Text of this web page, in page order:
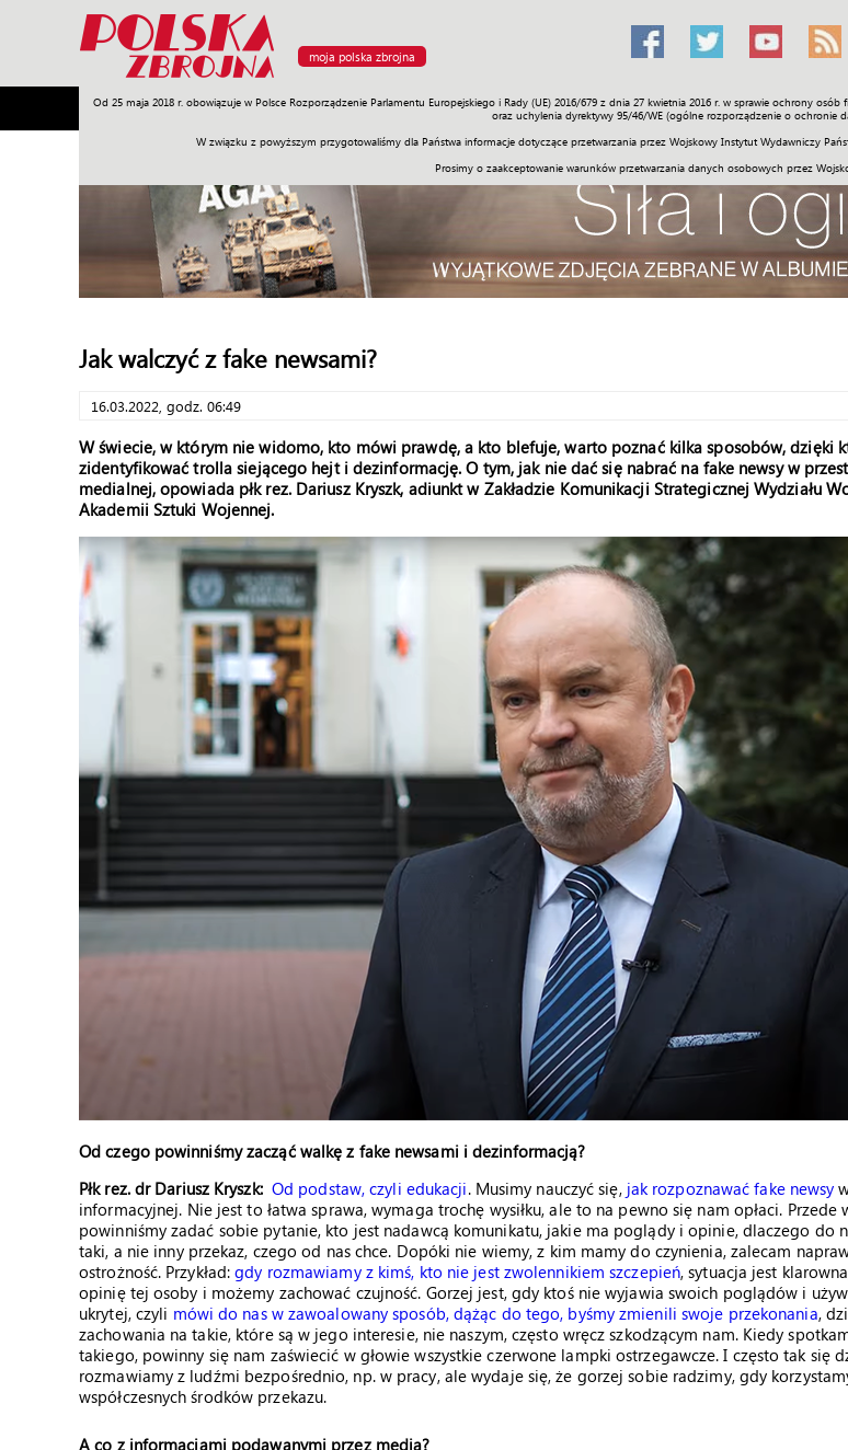
moja polska zbrojna
Od 25 maja 2018 r. obowiązuje w Polsce Rozporządzenie Parlamentu Europejskiego i Rady (UE) 2016/679 z dnia 27 kwietnia 2016 r. w sprawie ochrony
oraz uchylenia dyrektywy 95/46/WE (ogólne rozporządzenie o ochronie
W związku z powyższym przygotowaliśmy dla Państwa informacje dotyczące przetwarzania przez Wojskowy Instytut Wydawniczy
Prosimy o zaakceptowanie warunków przetwarzania danych osobowych przez
Armia Poligon Sprzęt Misje Polityka Prawo Świat Społeczność Sport Historia Galerie
Jak walczyć z fake newsami?
16.03.2022, godz. 06:49
W świecie, w którym nie widomo, kto mówi prawdę, a kto blefuje, warto poznać kilka sposobów, dzięki
zidentyfikować trolla siejącego hejt i dezinformację. O tym, jak nie dać się nabrać na fake newsy w
medialnej, opowiada płk rez. Dariusz Kryszk, adiunkt w Zakładzie Komunikacji Strategicznej Wydziału
Akademii Sztuki Wojennej.
Od czego powinniśmy zacząć walkę z fake newsami i dezinformacją?
Płk rez. dr Dariusz Kryszk: Od podstaw, czyli edukacji. Musimy nauczyć się, jak rozpoznawać fake newsy
informacyjnej. Nie jest to łatwa sprawa, wymaga trochę wysiłku, ale to na pewno się nam opłaci. Przede
powinniśmy zadać sobie pytanie, kto jest nadawcą komunikatu, jakie ma poglądy i opinie, dlaczego do
taki, a nie inny przekaz, czego od nas chce. Dopóki nie wiemy, z kim mamy do czynienia, zalecam
ostrożność. Przykład:gdy rozmawiamy z kimś, kto nie jest zwolennikiem szczepień, sytuacja jest
opinię tej osoby i możemy zachować czujność. Gorzej jest, gdy ktoś nie wyjawia swoich poglądów i
ukrytej, czyli mówi do nas w zawoalowany sposób, dążąc do tego, byśmy zmienili swoje przekonania,
zachowania na takie, które są w jego interesie, nie naszym, często wręcz szkodzącym nam. Kiedy
takiego, powinny się nam zaświecić w głowie wszystkie czerwone lampki ostrzegawcze. I często tak się
rozmawiamy z ludźmi bezpośrednio, np. w pracy, ale wydaje się, że gorzej sobie radzimy, gdy
współczesnych środków przekazu.
A co z informacjami podawanymi przez media?